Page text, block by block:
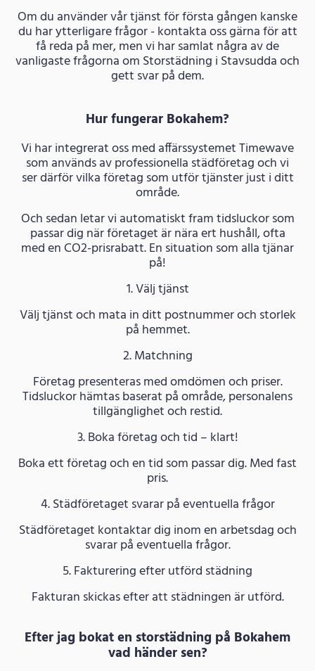
Om du använder vår tjänst för första gången kanske
du har ytterligare frågor - kontakta oss gärna för att
få reda på mer, men vi har samlat några av de
vanligaste frågorna om Storstädning i Stavsudda och
gett svar på dem.
Hur fungerar Bokahem?
Vi har integrerat oss med affärssystemet Timewave
som används av professionella städföretag och vi
ser därför vilka företag som utför tjänster just i ditt
område.
Och sedan letar vi automatiskt fram tidsluckor som
passar dig när företaget är nära ert hushåll, ofta
med en CO2-prisrabatt. En situation som alla tjänar
på!
1. Välj tjänst
Välj tjänst och mata in ditt postnummer och storlek
på hemmet.
2. Matchning
Företag presenteras med omdömen och priser.
Tidsluckor hämtas baserat på område, personalens
tillgänglighet och restid.
3. Boka företag och tid – klart!
Boka ett företag och en tid som passar dig. Med fast
pris.
4. Städföretaget svarar på eventuella frågor
Städföretaget kontaktar dig inom en arbetsdag och
svarar på eventuella frågor.
5. Fakturering efter utförd städning
Fakturan skickas efter att städningen är utförd.
Efter jag bokat en storstädning på Bokahem
vad händer sen?